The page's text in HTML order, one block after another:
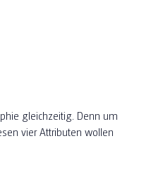
gleichzeitig. Denn um
vier Attributen wollen